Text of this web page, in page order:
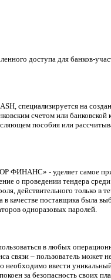
доступа для банков-
специализируется на
счетом или
пособия или
- уделяет самое
проведении тендера среди
действительного только в
качестве поставщика была
одноразовых паролей.
в любых
связи – пользователь
ввести
за безопасность своих